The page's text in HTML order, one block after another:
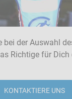
bei der Auswahl
Richtige für Dich
KONTAKTIERE UNS